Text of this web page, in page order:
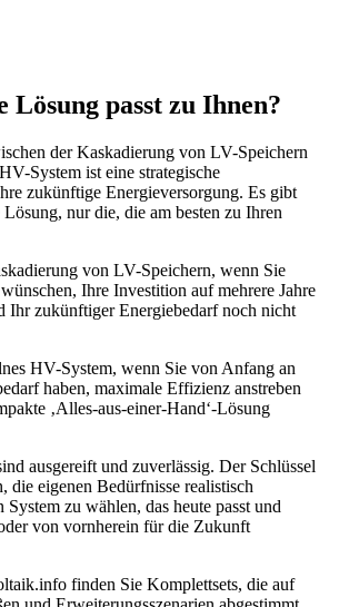
Lösung passt zu Ihnen?
der Kaskadierung von LV-Speichern
System ist eine strategische
zukünftige Energieversorgung. Es gibt
nur die, die am besten zu Ihren
von LV-Speichern, wenn Sie
Ihre Investition auf mehrere Jahre
Ihr zukünftiger Energiebedarf noch nicht
HV-System, wenn Sie von Anfang an
haben, maximale Effizienz anstreben
‚Alles-aus-einer-Hand‘-Lösung
ausgereift und zuverlässig. Der Schlüssel
die eigenen Bedürfnisse realistisch
System zu wählen, das heute passt und
von vornherein für die Zukunft
finden Sie Komplettsets, die auf